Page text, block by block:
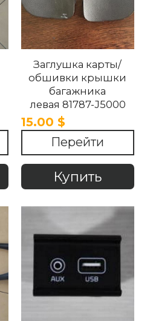
Заглушка карты/
обшивки крышки
багажника
левая 81787-J5000
81787J5000
81787J5000WK
81787-J5000WK Kia
Stinger 2017-2021
15.00 $
Перейти
Купить